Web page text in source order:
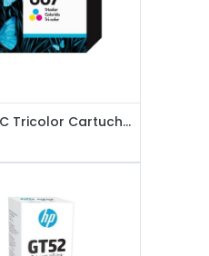
HP 667TC Tricolor Cartucho de Tinta